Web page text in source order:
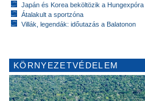
Japán és Korea beköltözik a Hungexpóra
Átalakult a sportzóna
Villák, legendák: időutazás a Balatonon
KÖRNYEZETVÉDELEM